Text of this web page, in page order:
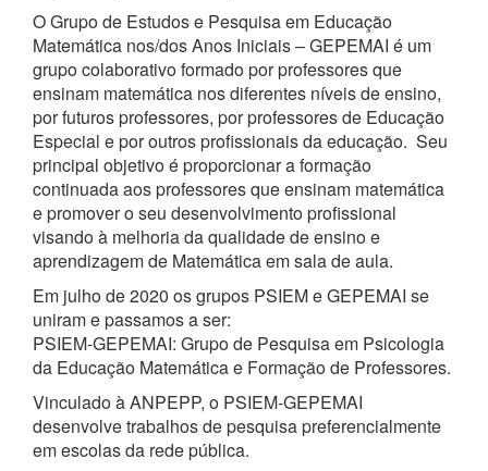
O Grupo de Estudos e Pesquisa em Educação
Matemática nos/dos Anos Iniciais – GEPEMAI é um
grupo colaborativo formado por professores que
ensinam matemática nos diferentes níveis de ensino,
por futuros professores, por professores de Educação
Especial e por outros profissionais da educação. Seu
principal objetivo é proporcionar a formação
continuada aos professores que ensinam matemática
e promover o seu desenvolvimento profissional
visando à melhoria da qualidade de ensino e
aprendizagem de Matemática em sala de aula.
Em julho de 2020 os grupos PSIEM e GEPEMAI se
uniram e passamos a ser:
PSIEM-GEPEMAI: Grupo de Pesquisa em Psicologia
da Educação Matemática e Formação de Professores.
Vinculado à ANPEPP, o PSIEM-GEPEMAI
desenvolve trabalhos de pesquisa preferencialmente
em escolas da rede pública.